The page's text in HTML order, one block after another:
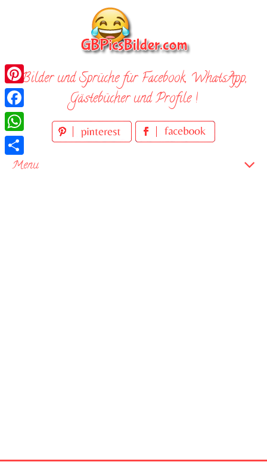
Bilder und Sprüche für Facebook, WhatsApp,
Gästebücher und Profile !
Menu
Pinterest
Facebook
WhatsApp
Teilen